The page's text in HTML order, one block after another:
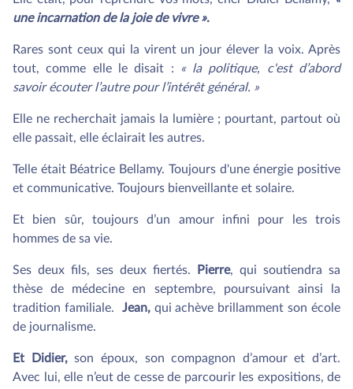
une incarnation de la joie de vivre ».
Rares sont ceux qui la virent un jour élever la voix. Après
tout, comme elle le disait :
« la politique, c'est d’abord
savoir écouter l’autre pour l’intérêt général. »
Elle ne recherchait jamais la lumière ; pourtant, partout où
elle passait, elle éclairait les autres.
Telle était Béatrice Bellamy. Toujours d'une énergie positive
et communicative. Toujours bienveillante et solaire.
Et bien sûr, toujours d’un amour infini pour les trois
hommes de sa vie.
Ses deux fils, ses deux fiertés. Pierre, qui soutiendra sa
thèse de médecine en septembre, poursuivant ainsi la
tradition familiale. Jean,qui achève brillamment son école
de journalisme.
Et Didier,son époux, son compagnon d’amour et d’art.
Avec lui, elle n’eut de cesse de parcourir les expositions, de